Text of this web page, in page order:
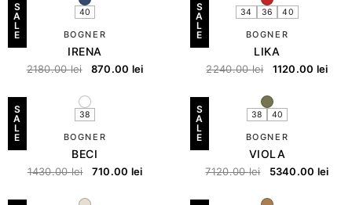
S
A
L
E
40
BOGNER
IRENA
2180.00lei 870.00 lei
S
A
L
E
34 36 40
BOGNER
LIKA
2240.00lei 1120.00 lei
S
A
L
E
38
BOGNER
BECI
1430.00lei 710.00 lei
S
A
L
E
38 40
BOGNER
VIOLA
7120.00lei 5340.00 lei